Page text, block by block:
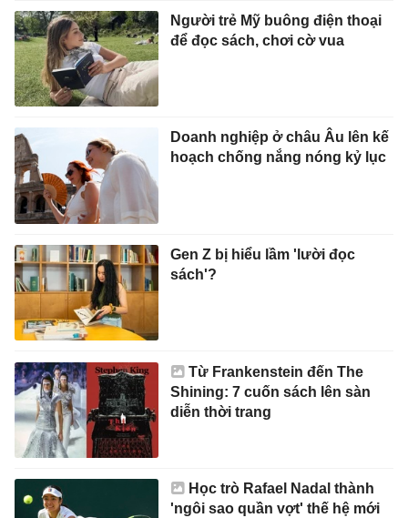
Người trẻ Mỹ buông điện thoại
để đọc sách, chơi cờ vua
Doanh nghiệp ở châu Âu lên kế
hoạch chống nắng nóng kỷ lục
Gen Z bị hiểu lầm 'lười đọc
sách'?
Từ Frankenstein đến The
Shining: 7 cuốn sách lên sàn
diễn thời trang
Học trò Rafael Nadal thành
'ngôi sao quần vợt' thế hệ mới